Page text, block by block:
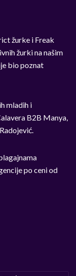
žurke i Freak
žurki na našim
bio poznat
mladih i
B2B Manya,
po ceni od